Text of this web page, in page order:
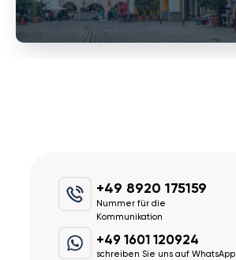
+49 8920 175159
Nummer für die
Kommunikation
+49 1601 120924
schreiben Sie uns auf WhatsApp